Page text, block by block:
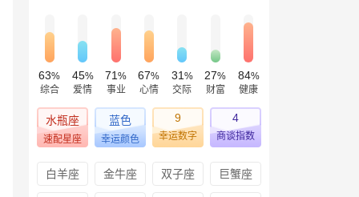
63%
综合
45%
爱情
71%
事业
67%
心情
31 %
交际
27%
财富
84%
健康
水瓶座
速配星座
蓝色
幸运颜色
9
幸运数字
4
商谈指数
白羊座 金牛座 双子座 巨蟹座